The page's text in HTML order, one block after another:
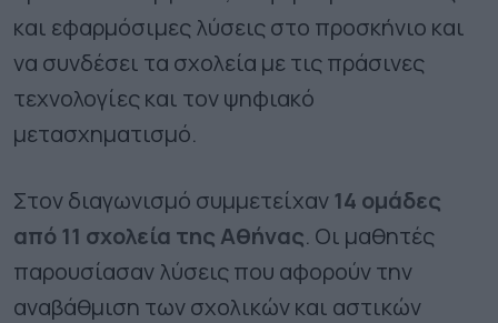
και εφαρμόσιμες λύσεις στο προσκήνιο και
να συνδέσει τα σχολεία με τις πράσινες
τεχνολογίες και τον ψηφιακό
μετασχηματισμό.
Στον διαγωνισμό συμμετείχαν14 ομάδες
από 11 σχολεία της Αθήνας. Οι μαθητές
παρουσίασαν λύσεις που αφορούν την
αναβάθμιση των σχολικών και αστικών